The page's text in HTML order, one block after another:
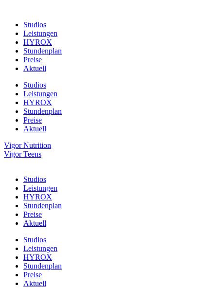
Studios
Leistungen
HYROX
Stundenplan
Preise
Aktuell
Studios
Leistungen
HYROX
Stundenplan
Preise
Aktuell
Vigor Nutrition
Vigor Teens
Studios
Leistungen
HYROX
Stundenplan
Preise
Aktuell
Studios
Leistungen
HYROX
Stundenplan
Preise
Aktuell